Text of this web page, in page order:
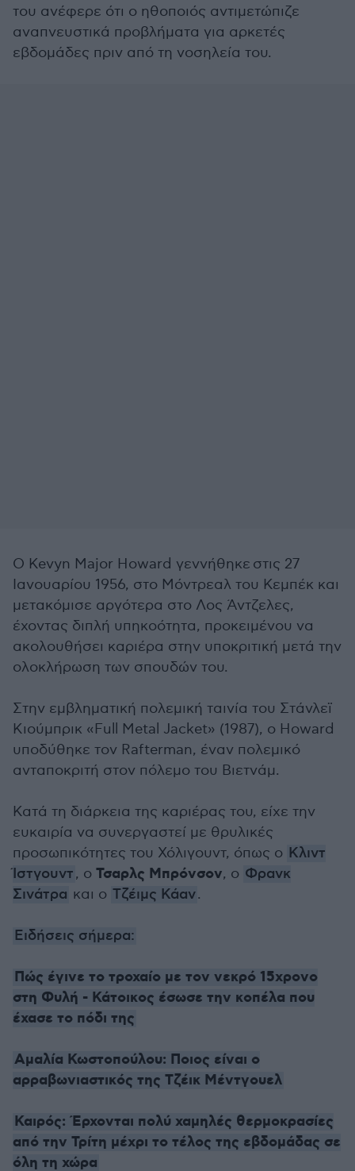
του ανέφερε ότι ο ηθοποιός αντιμετώπιζε
αναπνευστικά προβλήματα για αρκετές
εβδομάδες πριν από τη νοσηλεία του.
Ο Kevyn Major Howard γεννήθηκε στις 27
Ιανουαρίου 1956, στο Μόντρεαλ του Κεμπέκ και
μετακόμισε αργότερα στο Λος Άντζελες,
έχοντας διπλή υπηκοότητα, προκειμένου να
ακολουθήσει καριέρα στην υποκριτική μετά την
ολοκλήρωση των σπουδών του.
Στην εμβληματική πολεμική ταινία του Στάνλεϊ
Κιούμπρικ «Full Metal Jacket» (1987), ο Howard
υποδύθηκε τον Rafterman, έναν πολεμικό
ανταποκριτή στον πόλεμο του Βιετνάμ.
Κατά τη διάρκεια της καριέρας του, είχε την
ευκαιρία να συνεργαστεί με θρυλικές
προσωπικότητες του Χόλιγουντ, όπως ο Κλιντ
Ίστγουντ, ο Τσαρλς Μπρόνσον, ο Φρανκ
Σινάτρα και ο Τζέιμς Κάαν.
Ειδήσεις σήμερα:
Πώς έγινε το τροχαίο με τον νεκρό 15χρονο
στη Φυλή - Κάτοικος έσωσε την κοπέλα που
έχασε το πόδι της
Αμαλία Κωστοπούλου: Ποιος είναι ο
αρραβωνιαστικός της Τζέικ Μέντγουελ
Καιρός: Έρχονται πολύ χαμηλές θερμοκρασίες
από την Τρίτη μέχρι το τέλος της εβδομάδας σε
όλη τη χώρα